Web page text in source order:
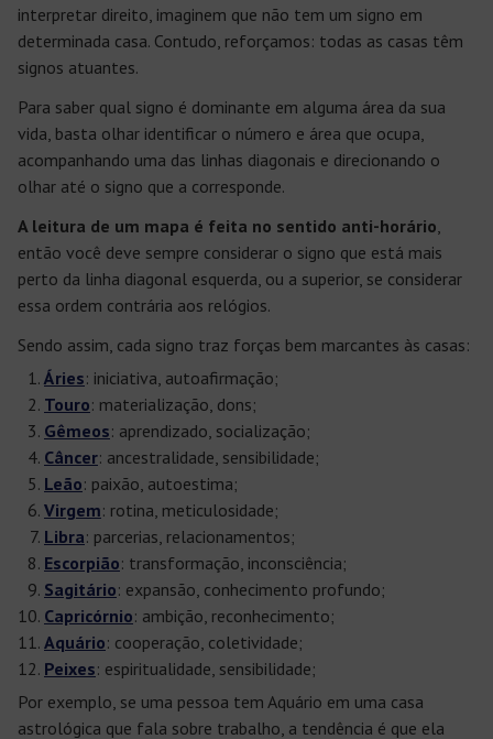
interpretar direito, imaginem que não tem um signo em
determinada casa. Contudo, reforçamos: todas as casas têm
signos atuantes.
Para saber qual signo é dominante em alguma área da sua
vida, basta olhar identificar o número e área que ocupa,
acompanhando uma das linhas diagonais e direcionando o
olhar até o signo que a corresponde.
A leitura de um mapa é feita no sentido anti-horário,
então você deve sempre considerar o signo que está mais
perto da linha diagonal esquerda, ou a superior, se considerar
essa ordem contrária aos relógios.
Sendo assim, cada signo traz forças bem marcantes às casas:
Áries: iniciativa, autoafirmação;
Touro: materialização, dons;
Gêmeos: aprendizado, socialização;
Câncer: ancestralidade, sensibilidade;
Leão: paixão, autoestima;
Virgem: rotina, meticulosidade;
Libra: parcerias, relacionamentos;
Escorpião: transformação, inconsciência;
Sagitário: expansão, conhecimento profundo;
Capricórnio: ambição, reconhecimento;
Aquário: cooperação, coletividade;
Peixes: espiritualidade, sensibilidade;
Por exemplo, se uma pessoa tem Aquário em uma casa
astrológica que fala sobre trabalho, a tendência é que ela